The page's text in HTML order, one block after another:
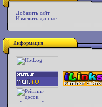
Добавить сайт
Изменить данные
Информация